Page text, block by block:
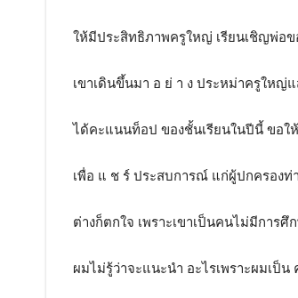
ให้มีประสิทธิภาพครูใหญ่ เรียนเชิญพ่อข
เขาเดินขึ้นมา อ ย่ า ง ประหม่าครูใหญ่
ได้คะแนนท็อป ของชั้นเรียนในปีนี้ ขอใ
เพื่อ แ ช ร์ ประสบการณ์ แก่ผู้ปกครอง
ต่างก็ตกใจ เพราะเขาเป็นคนไม่มีการ
ผมไม่รู้ว่าจะแนะนำ อะไรเพราะผมเป็